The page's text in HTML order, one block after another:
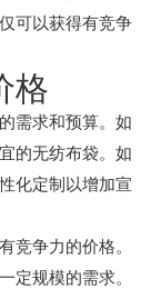
可以获得有竞争
格
需求和预算。如
的无纺布袋。如
化定制以增加宣
竞争力的价格。
定规模的需求。